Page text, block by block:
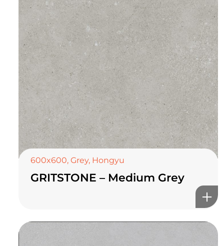
600x600, Grey, Hongyu
GRITSTONE – Medium Grey